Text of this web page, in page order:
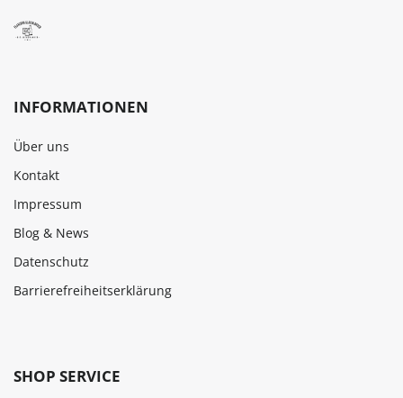
INFORMATIONEN
Über uns
Kontakt
Impressum
Blog & News
Datenschutz
Barrierefreiheitserklärung
SHOP SERVICE